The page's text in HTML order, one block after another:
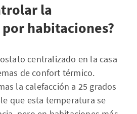
la
habitaciones?
centralizado en la casa
de confort térmico.
la calefacción a 25 grados
que esta temperatura se